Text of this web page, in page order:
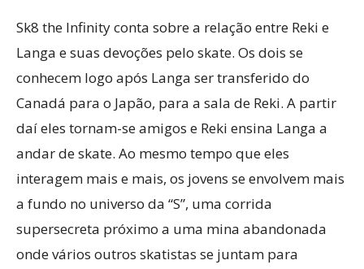
Sk8 the Infinity conta sobre a relação entre Reki e
Langa e suas devoções pelo skate. Os dois se
conhecem logo após Langa ser transferido do
Canadá para o Japão, para a sala de Reki. A partir
daí eles tornam-se amigos e Reki ensina Langa a
andar de skate. Ao mesmo tempo que eles
interagem mais e mais, os jovens se envolvem mais
a fundo no universo da “S”, uma corrida
supersecreta próximo a uma mina abandonada
onde vários outros skatistas se juntam para